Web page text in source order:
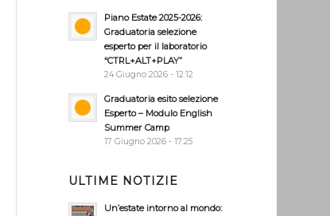
Piano Estate 2025-2026:
Graduatoria selezione
esperto per il laboratorio
“CTRL+ALT+PLAY”
24 Giugno 2026 - 12:12
Graduatoria esito selezione
Esperto – Modulo English
Summer Camp
17 Giugno 2026 - 17:25
ULTIME NOTIZIE
Un’estate intorno al mondo: